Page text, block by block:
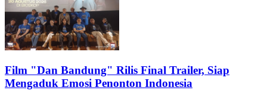
Film "Dan Bandung" Rilis Final Trailer, Siap
Mengaduk Emosi Penonton Indonesia